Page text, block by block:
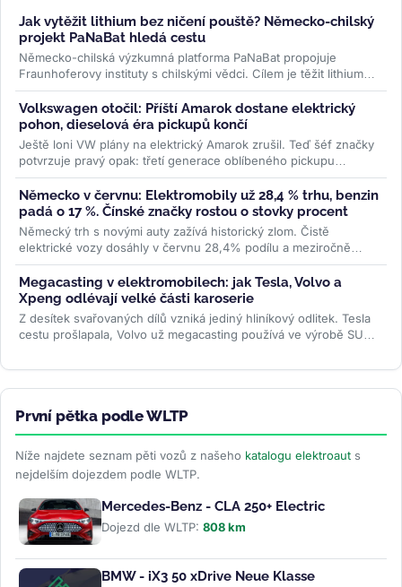
Jak vytěžit lithium bez ničení pouště? Německo-chilský
projekt PaNaBat hledá cestu
Německo-chilská výzkumná platforma PaNaBat propojuje
Fraunhoferovy instituty s chilskými vědci. Cílem je těžit lithium
bez odpařovacích...>>
Volkswagen otočil: Příští Amarok dostane elektrický
pohon, dieselová éra pickupů končí
Ještě loni VW plány na elektrický Amarok zrušil. Teď šéf značky
potvrzuje pravý opak: třetí generace oblíbeného pickupu
dostane PHEV i...>>
Německo v červnu: Elektromobily už 28,4 % trhu, benzin
padá o 17 %. Čínské značky rostou o stovky procent
Německý trh s novými auty zažívá historický zlom. Čistě
elektrické vozy dosáhly v červnu 28,4% podílu a meziročně
vyskočily o 78 %....>>
Megacasting v elektromobilech: jak Tesla, Volvo a
Xpeng odlévají velké části karoserie
Z desítek svařovaných dílů vzniká jediný hliníkový odlitek. Tesla
cestu prošlapala, Volvo už megacasting používá ve výrobě SUV
První pětka podle WLTP
Níže najdete seznam pěti vozů z našeho katalogu elektroaut s
nejdelším dojezdem podle WLTP.
Mercedes-Benz - CLA 250+ Electric
Dojezd dle WLTP: 808 km
BMW - iX3 50 xDrive Neue Klasse